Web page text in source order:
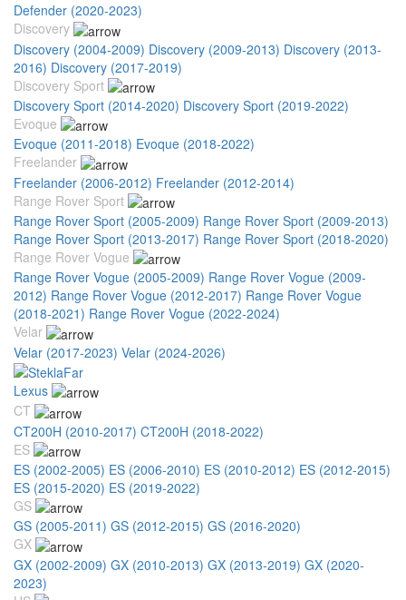
Defender (2020-2023)
Discovery
Discovery (2004-2009) Discovery (2009-2013) Discovery (2013-
2016) Discovery (2017-2019)
Discovery Sport
Discovery Sport (2014-2020) Discovery Sport (2019-2022)
Evoque
Evoque (2011-2018) Evoque (2018-2022)
Freelander
Freelander (2006-2012) Freelander (2012-2014)
Range Rover Sport
Range Rover Sport (2005-2009) Range Rover Sport (2009-2013)
Range Rover Sport (2013-2017) Range Rover Sport (2018-2020)
Range Rover Vogue
Range Rover Vogue (2005-2009) Range Rover Vogue (2009-
2012) Range Rover Vogue (2012-2017) Range Rover Vogue
(2018-2021) Range Rover Vogue (2022-2024)
Velar
Velar (2017-2023) Velar (2024-2026)
Lexus
CT
CT200H (2010-2017) CT200H (2018-2022)
ES
ES (2002-2005) ES (2006-2010) ES (2010-2012) ES (2012-2015)
ES (2015-2020) ES (2019-2022)
GS
GS (2005-2011) GS (2012-2015) GS (2016-2020)
GX
GX (2002-2009) GX (2010-2013) GX (2013-2019) GX (2020-
2023)